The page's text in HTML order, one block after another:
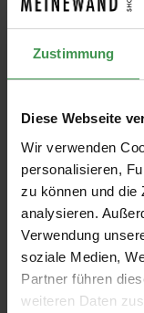
Zustimmung
Diese Webseite
Wir verwenden
personalisieren,
zu können und die
analysieren.
Verwendung
soziale Medien,
Partner führen
weiteren Daten
Papier peint Gable
Ralph Lauren
1 Colors
Inscrivez-vous à